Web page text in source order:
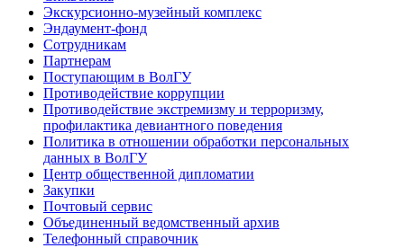
Экскурсионно-музейный комплекс
Эндаумент-фонд
Сотрудникам
Партнерам
Поступающим в ВолГУ
Противодействие коррупции
Противодействие экстремизму и терроризму,
профилактика девиантного поведения
Политика в отношении обработки персональных
данных в ВолГУ
Центр общественной дипломатии
Закупки
Почтовый сервис
Объединенный ведомственный архив
Телефонный справочник